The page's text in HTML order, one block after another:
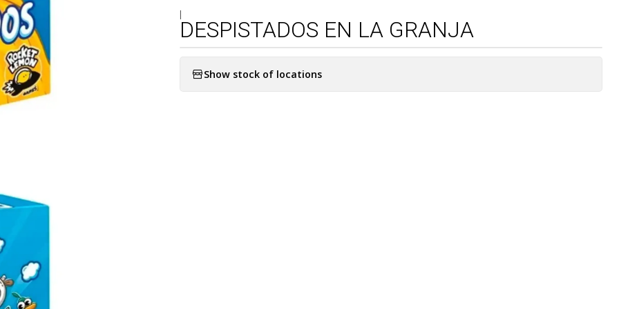
|
DESPISTADOS EN LA GRANJA
Show stock of locations